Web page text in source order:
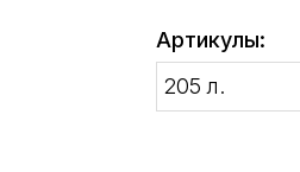
Артикулы:
205 л.